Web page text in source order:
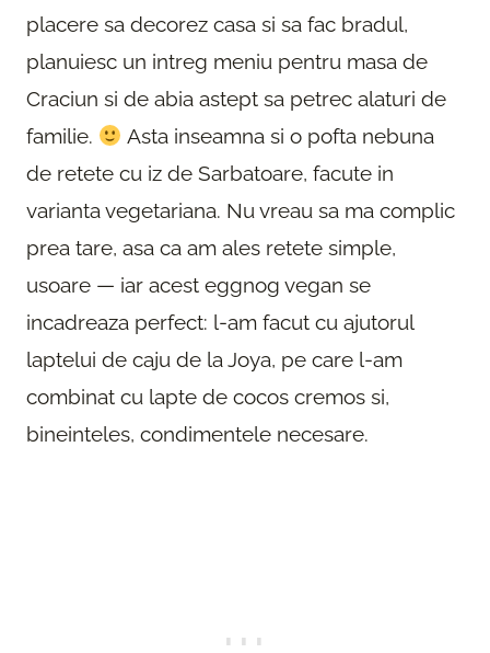
placere sa decorez casa si sa fac bradul,
planuiesc un intreg meniu pentru masa de
Craciun si de abia astept sa petrec alaturi de
familie.
Asta inseamna si o pofta nebuna
de retete cu iz de Sarbatoare, facute in
varianta vegetariana. Nu vreau sa ma complic
prea tare, asa ca am ales retete simple,
usoare — iar acest eggnog vegan se
incadreaza perfect: l-am facut cu ajutorul
laptelui de caju de la Joya, pe care l-am
combinat cu lapte de cocos cremos si,
bineinteles, condimentele necesare.